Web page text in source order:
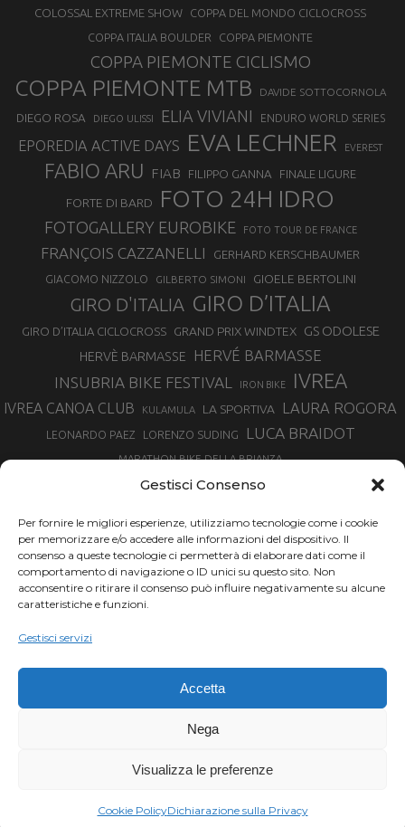
Gestisci Consenso
Per fornire le migliori esperienze, utilizziamo tecnologie come i cookie
per memorizzare e/o accedere alle informazioni del dispositivo. Il
consenso a queste tecnologie ci permetterà di elaborare dati come il
comportamento di navigazione o ID unici su questo sito. Non
acconsentire o ritirare il consenso può influire negativamente su alcune
caratteristiche e funzioni.
Gestisci servizi
Accetta
Nega
Visualizza le preferenze
Cookie PolicyDichiarazione sulla Privacy
COLOSSAL EXTREME SHOW
COPPA DEL MONDO CICLOCROSS
COPPA ITALIA BOULDER
COPPA PIEMONTE
COPPA PIEMONTE CICLISMO
COPPA PIEMONTE MTB DAVIDE SOTTOCORNOLA
DIEGO ROSA DIEGO ULISSI ELIA VIVIANI ENDURO WORLD SERIES
EPOREDIA ACTIVE DAYS EVA LECHNER EVEREST
FABIO ARU FIAB FILIPPO GANNA FINALE LIGURE
FORTE DI BARD FOTO 24H IDRO
FOTOGALLERY EUROBIKE FOTO TOUR DE FRANCE
FRANÇOIS CAZZANELLI GERHARD KERSCHBAUMER
GIACOMO NIZZOLO GILBERTO SIMONI GIOELE BERTOLINI
GIRO D'ITALIA GIRO D’ITALIA
GIRO D’ITALIA CICLOCROSS GRAND PRIX WINDTEX GS ODOLESE
HERVÈ BARMASSE
HERVÉ BARMASSE
INSUBRIA BIKE FESTIVAL
IRON BIKE IVREA
IVREA CANOA CLUB KULAMULA LA SPORTIVA LAURA ROGORA
LEONARDO PAEZ LORENZO SUDING LUCA BRAIDOT
MARATHON BIKE DELLA BRIANZA
MARCO AURELIO FONTANA
MARTINO FRUET MATHIEU VAN DER POEL MATTEO TRENTIN MIKE FELDERER
MIRKO CELESTINO NIBALI
NINO SCHURTER
PARCO NAZIONALE GRAN PARADISO
PROMENADO BIKE
SIMONE MORO
TOUR DE FRANCE
VINCENZO NIBALI
Chi siamo | Termini d'uso | Privacy |